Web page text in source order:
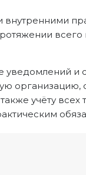
всего
и
организацию,
учёту